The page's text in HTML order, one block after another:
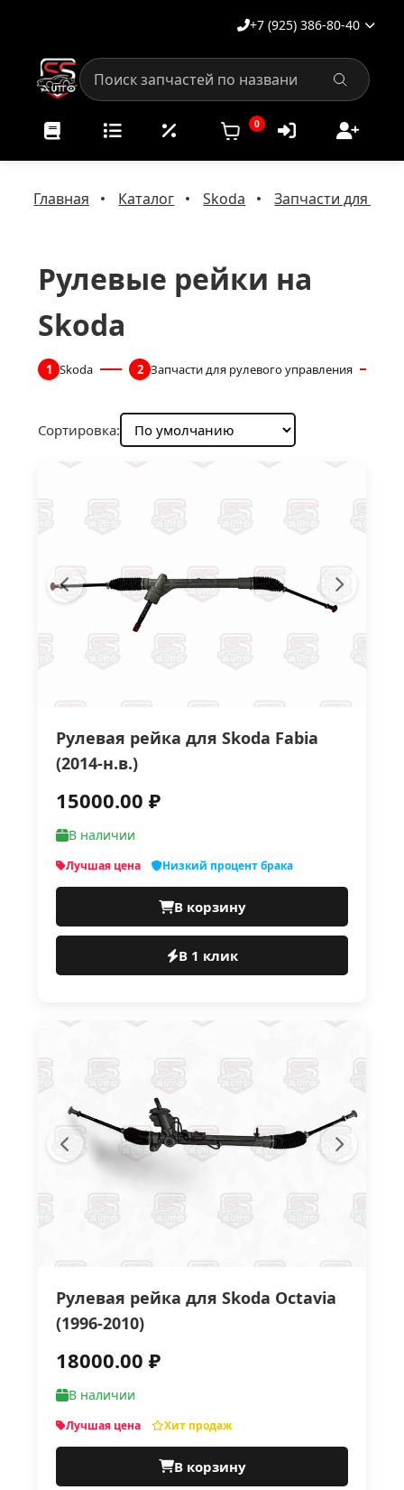
+7 (925) 386-80-40
0
Главная Каталог Skoda Запчасти для
Рулевые рейки на
Skoda
1 Skoda 2 Запчасти для рулевого управления
Сортировка:
Рулевая рейка для Skoda Fabia
(2014-н.в.)
15000.00 ₽
В наличии
Лучшая цена Низкий процент брака
В корзину
В 1 клик
Рулевая рейка для Skoda Octavia
(1996-2010)
18000.00 ₽
В наличии
Лучшая цена Хит продаж
В корзину